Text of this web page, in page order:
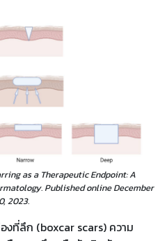
as a Therapeutic Endpoint: A
Published online December
2023.
ลึก (boxcar scars) ความ